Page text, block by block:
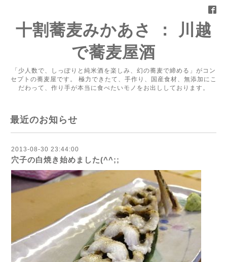
十割蕎麦みかあさ ： 川越
で蕎麦屋酒
「少人数で、しっぽりと純米酒を楽しみ、幻の蕎麦で締める」がコン
セプトの蕎麦屋です。 極力できたて、手作り、国産食材、無添加にこ
だわって、作り手が本当に食べたいモノをお出ししております。
最近のお知らせ
2013-08-30 23:44:00
穴子の白焼き始めました(^^;;